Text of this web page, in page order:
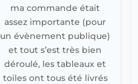
ma commande était
assez importante (pour
un évènement publique)
et tout s’est très bien
déroulé, les tableaux et
toiles ont tous été livrés